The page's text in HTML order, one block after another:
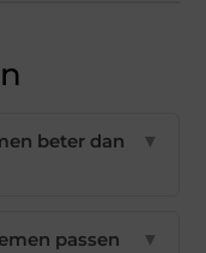
beter dan
▼
passen
▼